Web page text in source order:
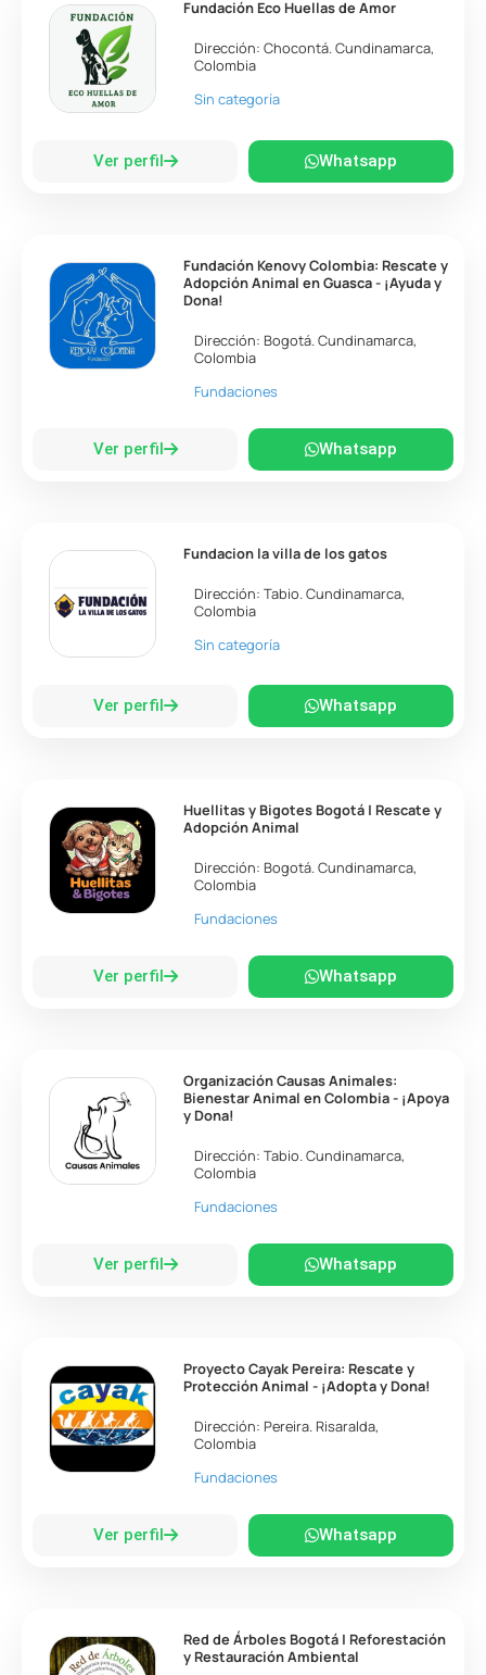
Fundación Eco Huellas de Amor
Dirección:Chocontá.Cundinamarca,
Colombia
Sin categoría
Ver perfil Whatsapp
Fundación Kenovy Colombia: Rescate y
Adopción Animal en Guasca - ¡Ayuda y
Dona!
Dirección: Bogotá.Cundinamarca,
Colombia
Fundaciones
Ver perfil Whatsapp
Fundacion la villa de los gatos
Dirección:Tabio.Cundinamarca,
Colombia
Sin categoría
Ver perfil Whatsapp
Huellitas y Bigotes Bogotá | Rescate y
Adopción Animal
Dirección: Bogotá.Cundinamarca,
Colombia
Fundaciones
Ver perfil Whatsapp
Organización Causas Animales:
Bienestar Animal en Colombia - ¡Apoya
y Dona!
Dirección:Tabio.Cundinamarca,
Colombia
Fundaciones
Ver perfil Whatsapp
Proyecto Cayak Pereira: Rescate y
Protección Animal - ¡Adopta y Dona!
Dirección: Pereira. Risaralda,
Colombia
Fundaciones
Ver perfil Whatsapp
Red de Árboles Bogotá | Reforestación
y Restauración Ambiental